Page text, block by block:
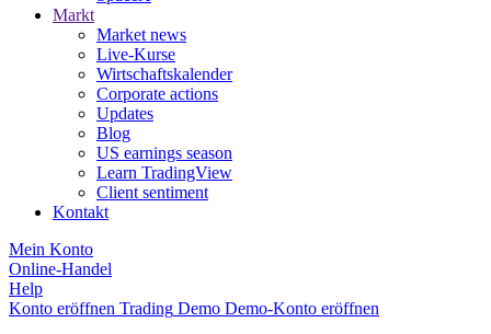
Markt
Market news
Live-Kurse
Wirtschaftskalender
Corporate actions
Updates
Blog
US earnings season
Learn TradingView
Client sentiment
Kontakt
Mein Konto
Online-Handel
Help
Konto eröffnen Trading Demo Demo-Konto eröffnen